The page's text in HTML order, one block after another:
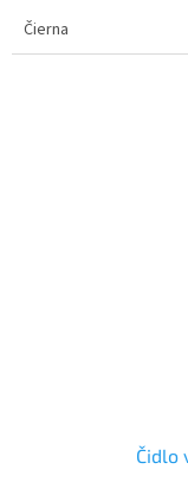
Čierna
Čidlo